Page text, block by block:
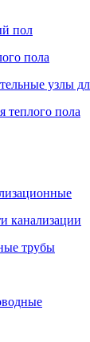
пол
пола
узлы
теплого пола
канализации
трубы